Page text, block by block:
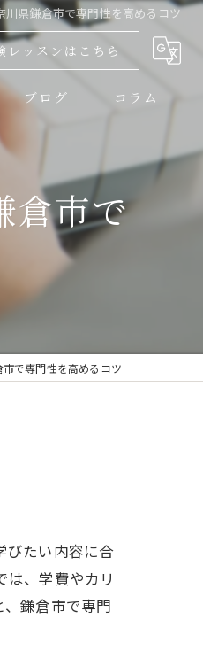
県鎌倉市で専門性を高めるコツ
レッスンはこちら
ブログ コラム
倉市で
で専門性を高めるコツ
びたい内容に合
、学費やカリ
鎌倉市で専門